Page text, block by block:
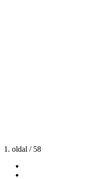
1. oldal / 58